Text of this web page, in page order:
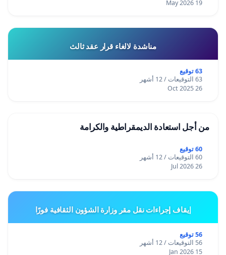
19 May 2026
مناشدة لالغاء قرار عقد ثالث
63 توقيع
63 التوقيعات / 12 أشهر
26 Oct 2025
من أجل استعادة الديمقراطية والكرامة
60 توقيع
60 التوقيعات / 12 أشهر
26 Jul 2026
إيقاف إجراءات نقل مقر وزارة الشؤون الثقافية فورًا
56 توقيع
56 التوقيعات / 12 أشهر
15 Jan 2026